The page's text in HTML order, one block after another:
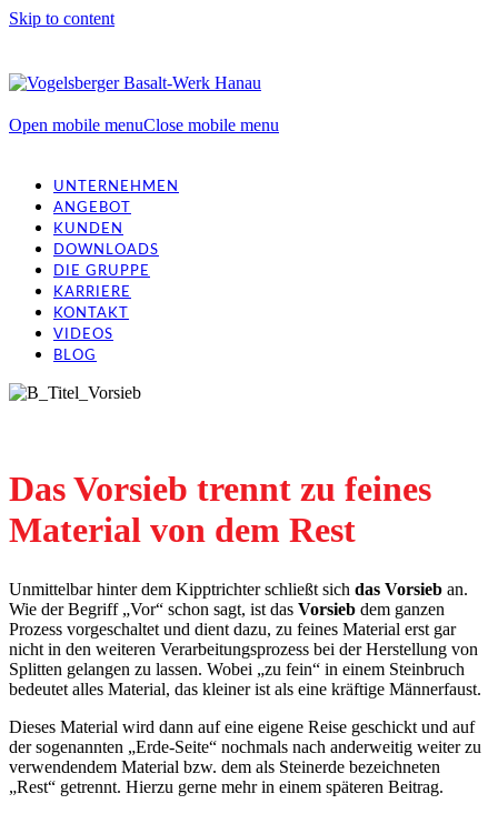
Skip to content
Open mobile menuClose mobile menu
UNTERNEHMEN
ANGEBOT
KUNDEN
DOWNLOADS
DIE GRUPPE
KARRIERE
KONTAKT
VIDEOS
BLOG
Das Vorsieb trennt zu feines
Material von dem Rest
Unmittelbar hinter dem Kipptrichter schließt sich das Vorsieb an.
Wie der Begriff „Vor“ schon sagt, ist das Vorsieb dem ganzen
Prozess vorgeschaltet und dient dazu, zu feines Material erst gar
nicht in den weiteren Verarbeitungsprozess bei der Herstellung von
Splitten gelangen zu lassen. Wobei „zu fein“ in einem Steinbruch
bedeutet alles Material, das kleiner ist als eine kräftige Männerfaust.
Dieses Material wird dann auf eine eigene Reise geschickt und auf
der sogenannten „Erde-Seite“ nochmals nach anderweitig weiter zu
verwendendem Material bzw. dem als Steinerde bezeichneten
„Rest“ getrennt. Hierzu gerne mehr in einem späteren Beitrag.